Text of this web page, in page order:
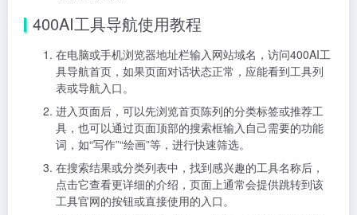
400AI工具导航使用教程
在电脑或手机浏览器地址栏输入网站域名，访问400AI工
具导航首页，如果页面对话状态正常，应能看到工具列
表或导航入口。
进入页面后，可以先浏览首页陈列的分类标签或推荐工
具，也可以通过页面顶部的搜索框输入自己需要的功能
词，如“写作”“绘画”等，进行快速筛选。
在搜索结果或分类列表中，找到感兴趣的工具名称后，
点击它查看更详细的介绍，页面上通常会提供跳转到该
工具官网的按钮或直接使用的入口。